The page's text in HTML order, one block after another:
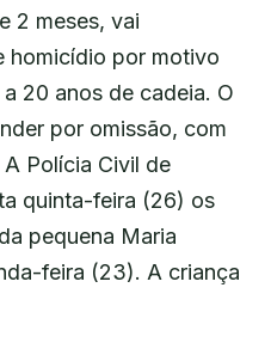
2 meses, vai
homicídio por motivo
20 anos de cadeia. O
por omissão, com
Polícia Civil de
quinta-feira (26) os
pequena Maria
feira (23). A criança